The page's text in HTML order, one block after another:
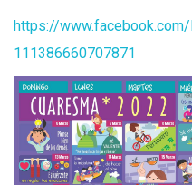
https://www.facebook.com/
111386660707871